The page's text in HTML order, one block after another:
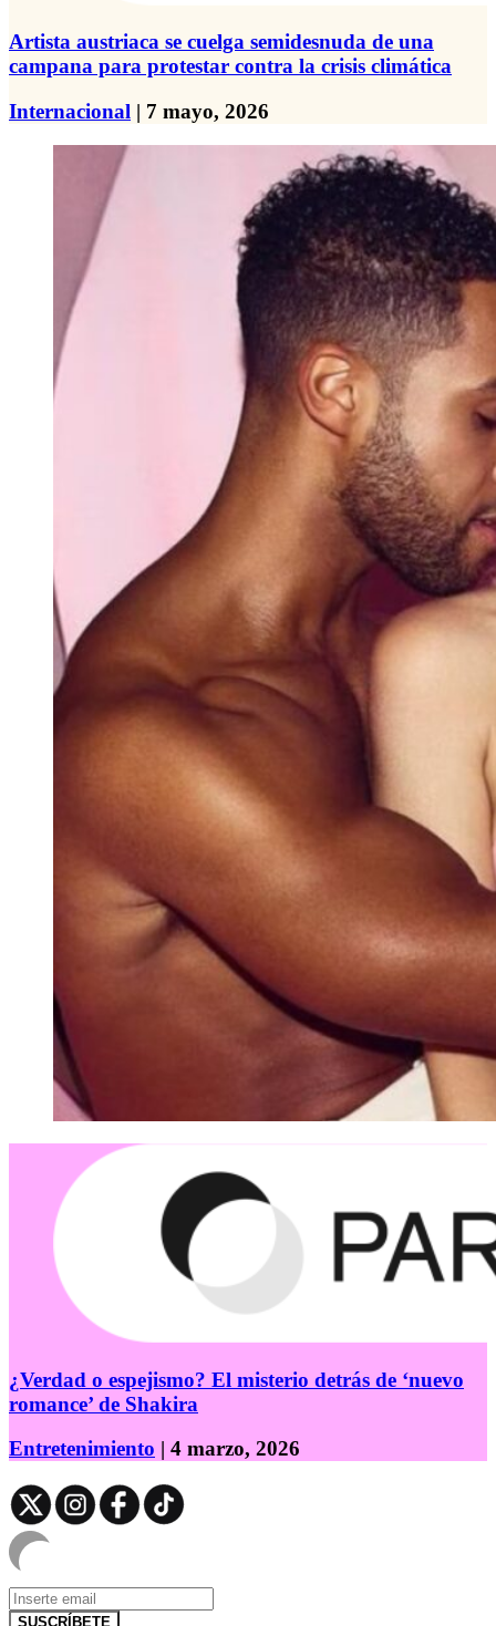
Artista austriaca se cuelga semidesnuda de una
campana para protestar contra la crisis climática
Internacional | 7 mayo, 2026
¿Verdad o espejismo? El misterio detrás de ‘nuevo
romance’ de Shakira
Entretenimiento | 4 marzo, 2026
SUSCRÍBETE